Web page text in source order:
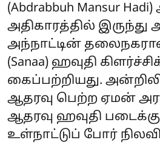
(Abdrabbuh Mansur
அதிகாரத்தில் இருந்து
அந்நாட்டின்
(Sanaa) ஹவுதி
கைப்பற்றியது.
ஆதரவு பெற்ற ஏமன்
ஆதரவு ஹவுதி
உள்நாட்டுப் போர் நிலவி